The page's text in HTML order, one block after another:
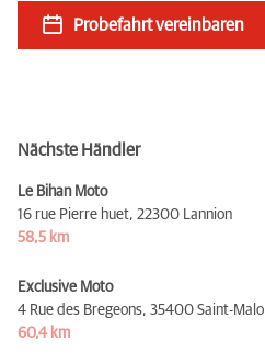
Probefahrt vereinbaren
Nächste Händler
Le Bihan Moto
16 rue Pierre huet, 22300 Lannion
58,5 km
Exclusive Moto
4 Rue des Bregeons, 35400 Saint-Malo
60,4 km